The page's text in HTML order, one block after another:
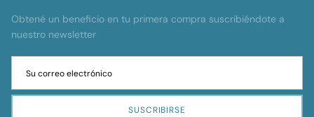
Obtené un beneficio en tu primera compra suscribiéndote a
nuestro newsletter
SUSCRIBIRSE